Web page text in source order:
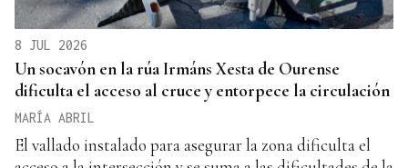
8 JUL 2026
Un socavón en la rúa Irmáns Xesta de Ourense
dificulta el acceso al cruce y entorpece la circulación
MARÍA ABRIL
El vallado instalado para asegurar la zona dificulta el